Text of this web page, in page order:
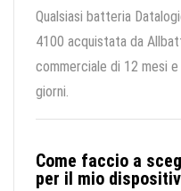
Qualsiasi batteria
4100 acquistata da
commerciale di 12 mesi
giorni.
Come faccio a
per il mio